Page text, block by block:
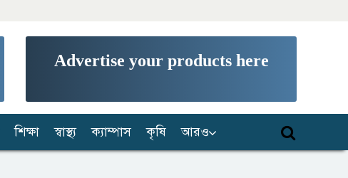
Advertise your products here
শিক্ষা স্বাস্থ্য ক্যাম্পাস কৃষি আরও